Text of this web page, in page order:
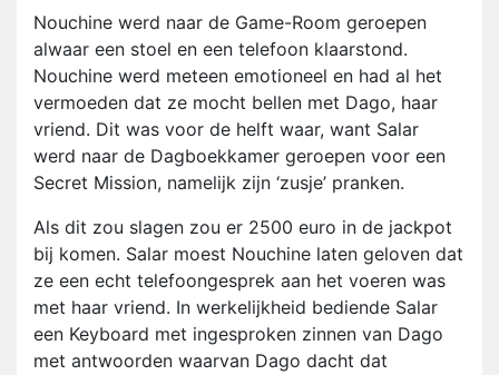
Nouchine werd naar de Game-Room geroepen
alwaar een stoel en een telefoon klaarstond.
Nouchine werd meteen emotioneel en had al het
vermoeden dat ze mocht bellen met Dago, haar
vriend. Dit was voor de helft waar, want Salar
werd naar de Dagboekkamer geroepen voor een
Secret Mission, namelijk zijn ‘zusje’ pranken.
Als dit zou slagen zou er 2500 euro in de jackpot
bij komen. Salar moest Nouchine laten geloven dat
ze een echt telefoongesprek aan het voeren was
met haar vriend. In werkelijkheid bediende Salar
een Keyboard met ingesproken zinnen van Dago
met antwoorden waarvan Dago dacht dat